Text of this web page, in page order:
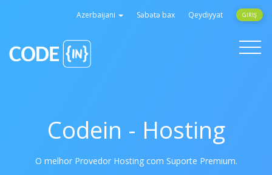
Azerbaijani Səbətə bax Qeydiyyat GIRIŞ
Toggle
Codein - Hosting
O melhor Provedor Hosting com Suporte Premium.